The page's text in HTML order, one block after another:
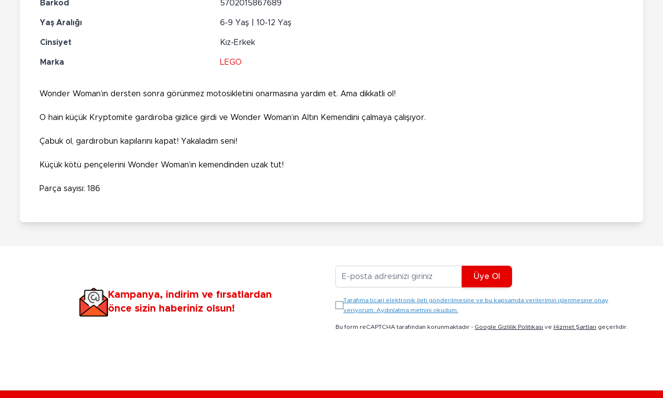
Barkod 5702015867689
Yaş Aralığı 6-9 Yaş | 10-12 Yaş
Cinsiyet Kız-Erkek
Marka LEGO
Wonder Woman’ın dersten sonra görünmez motosikletini onarmasına yardım et. Ama dikkatli ol!
O hain küçük Kryptomite gardıroba gizlice girdi ve Wonder Woman’ın Altın Kemendini çalmaya çalışıyor.
Çabuk ol, gardırobun kapılarını kapat! Yakaladım seni!
Küçük kötü pençelerini Wonder Woman’ın kemendinden uzak tut!
Parça sayısı: 186
Kampanya, indirim ve fırsatlardan
önce sizin haberiniz olsun!
Üye Ol
Tarafıma ticari elektronik ileti gönderilmesine ve bu kapsamda verilerimin işlenmesine onay
veriyorum. Aydınlatma metnini okudum.
Bu form reCAPTCHA tarafından korunmaktadır - Google Gizlilik Politikası ve Hizmet Şartları geçerlidir.